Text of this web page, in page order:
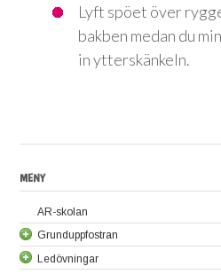
Lyft spöet över
bakben medan du
in ytterskänkeln.
MENY
AR-skolan
Grunduppfostran
Lär hästen att stå stilla utan att vara
Ledövningar